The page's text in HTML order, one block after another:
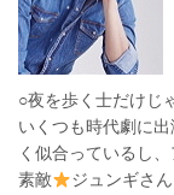
○夜を歩く士だけじ
いくつも時代劇に
く似合っているし
素敵
ジュンギさ